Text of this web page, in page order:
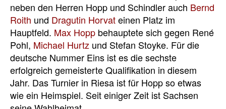
neben den Herren Hopp und Schindler auch Bernd
Roith und Dragutin Horvateinen Platz im
Hauptfeld. Max Hopp behauptete sich gegen René
Pohl, Michael Hurtz und Stefan Stoyke. Für die
deutsche Nummer Eins ist es die sechste
erfolgreich gemeisterte Qualifikation in diesem
Jahr. Das Turnier in Riesa ist für Hopp so etwas
wie ein Heimspiel. Seit einiger Zeit ist Sachsen